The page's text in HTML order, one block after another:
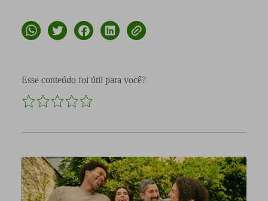
Esse conteúdo foi útil para você?